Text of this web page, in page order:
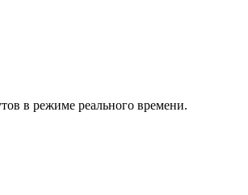
в режиме реального времени.